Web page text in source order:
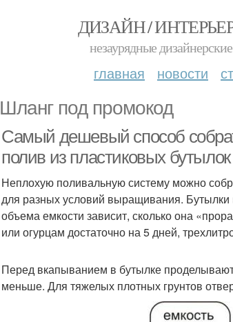
ДИЗАЙН /
незаурядные
главная новости
Шланг под промокод
Самый дешевый способ
полив из пластиковых бутылок
Неплохую поливальную систему можно
для разных условий выращивания. Бутылки
объема емкости зависит, сколько она
или огурцам достаточно на 5 дней,
Перед вкапыванием в бутылке
меньше. Для тяжелых плотных грунтов